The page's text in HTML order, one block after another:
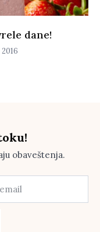
dane!
obaveštenja.